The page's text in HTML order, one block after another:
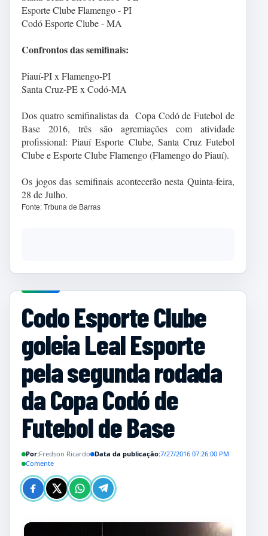
Esporte Clube Flamengo - PI
Codó Esporte Clube - MA
Confrontos das semifinais:
Piauí-PI x Flamengo-PI
Santa Cruz-PE x Codó-MA
Dos quatro semifinalistas da Copa Codó de Futebol de
Base 2016, três são agremiações com atividade
profissional: Piauí Esporte Clube, Santa Cruz Futebol
Clube e Esporte Clube Flamengo (Flamengo do Piauí).
Os jogos das semifinais acontecerão nesta Quinta-feira,
28 de Julho.
Fonte: Trbuna de Barras
Codo Esporte Clube
goleia Leal Esporte
pela segunda rodada
da Copa Codó de
Futebol de Base
Por:Fredson Ricardo Data da publicação:7/27/2016 07:26:00 PM
Comente